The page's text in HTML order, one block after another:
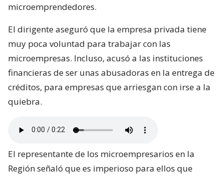
microemprendedores.
El dirigente aseguró que la empresa privada tiene
muy poca voluntad para trabajar con las
microempresas. Incluso, acusó a las instituciones
financieras de ser unas abusadoras en la entrega de
créditos, para empresas que arriesgan con irse a la
quiebra.
El representante de los microempresarios en la
Región señaló que es imperioso para ellos que